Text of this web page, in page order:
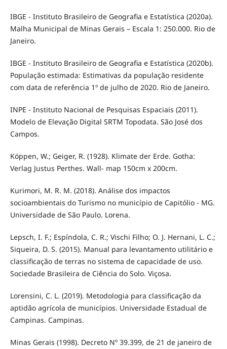
IBGE - Instituto Brasileiro de Geografia e Estatística (2020a).
Malha Municipal de Minas Gerais – Escala 1: 250.000. Rio de
Janeiro.
IBGE - Instituto Brasileiro de Geografia e Estatística (2020b).
População estimada: Estimativas da população residente
com data de referência 1º de julho de 2020. Rio de Janeiro.
INPE - Instituto Nacional de Pesquisas Espaciais (2011).
Modelo de Elevação Digital SRTM Topodata. São José dos
Campos.
Köppen, W.; Geiger, R. (1928). Klimate der Erde. Gotha:
Verlag Justus Perthes. Wall- map 150cm x 200cm.
Kurimori, M. R. M. (2018). Análise dos impactos
socioambientais do Turismo no município de Capitólio - MG.
Universidade de São Paulo. Lorena.
Lepsch, I. F.; Espíndola, C. R.; Vischi Filho; O. J. Hernani, L. C.;
Siqueira, D. S. (2015). Manual para levantamento utilitário e
classificação de terras no sistema de capacidade de uso.
Sociedade Brasileira de Ciência do Solo. Viçosa.
Lorensini, C. L. (2019). Metodologia para classificação da
aptidão agrícola de municípios. Universidade Estadual de
Campinas. Campinas.
Minas Gerais (1998). Decreto Nº 39.399, de 21 de janeiro de